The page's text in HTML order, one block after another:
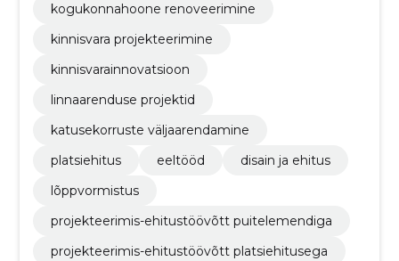
kogukonnahoone renoveerimine
kinnisvara projekteerimine
kinnisvarainnovatsioon
linnaarenduse projektid
katusekorruste väljaarendamine
platsiehitus
eeltööd
disain ja ehitus
lõppvormistus
projekteerimis-ehitustöövõtt puitelemendiga
projekteerimis-ehitustöövõtt platsiehitusega